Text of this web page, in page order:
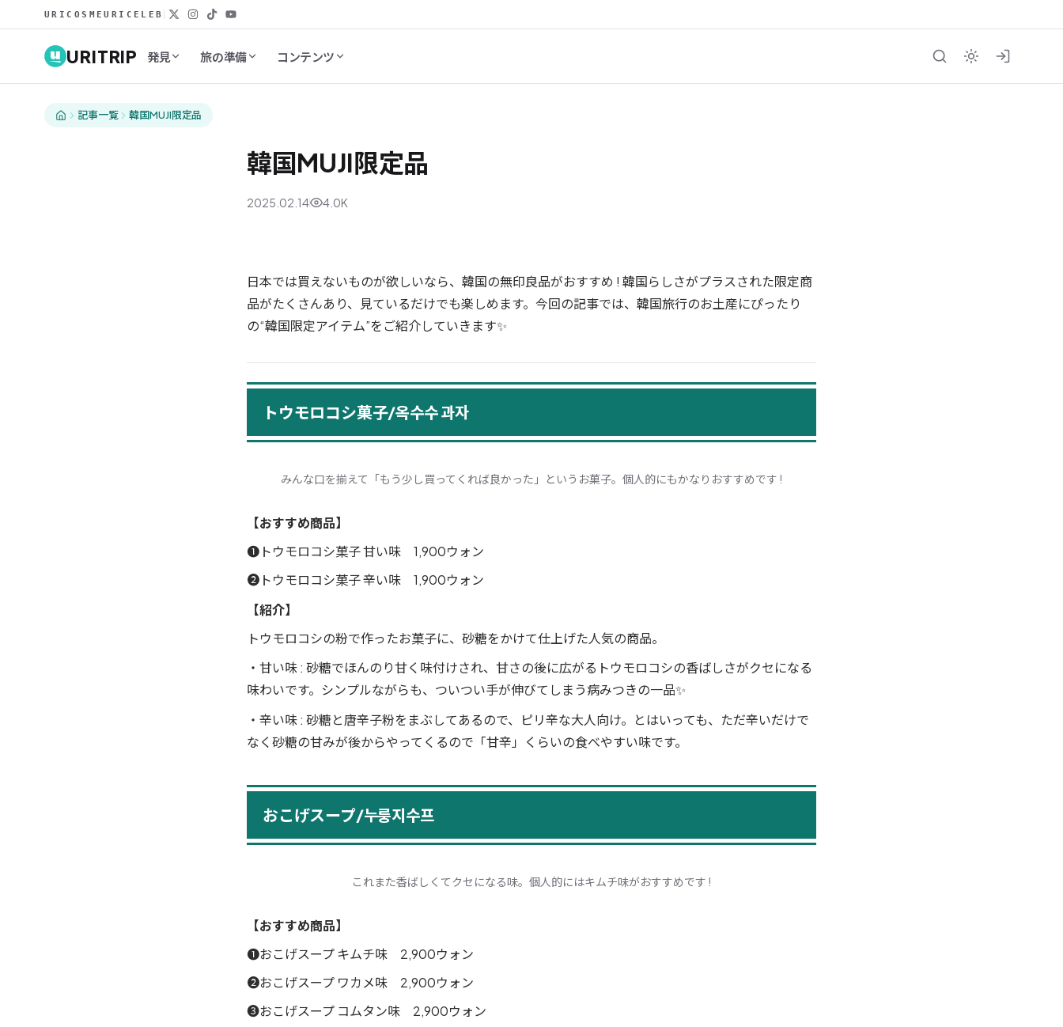
URICOSMEURICELEB
URITRIP 発見 旅の準備 コンテンツ
記事一覧 韓国MUJI限定品
韓国MUJI限定品
2025.02.14 4.0K
日本では買えないものが欲しいなら、韓国の無印良品がおすすめ ! 韓国らしさがプラスされた限定商
品がたくさんあり、見ているだけでも楽しめます。今回の記事では、韓国旅行のお土産にぴったり
の“韓国限定アイテム”をご紹介していきます✨
トウモロコシ菓子/옥수수 과자
みんな口を揃えて「もう少し買ってくれば良かった」というお菓子。個人的にもかなりおすすめです !
【おすすめ商品】
❶トウモロコシ菓子 甘い味 1,900ウォン
❷トウモロコシ菓子 辛い味 1,900ウォン
【紹介】
トウモロコシの粉で作ったお菓子に、砂糖をかけて仕上げた人気の商品。
・甘い味 : 砂糖でほんのり甘く味付けされ、甘さの後に広がるトウモロコシの香ばしさがクセになる
味わいです。シンプルながらも、ついつい手が伸びてしまう病みつきの一品✨
・辛い味 : 砂糖と唐辛子粉をまぶしてあるので、ピリ辛な大人向け。とはいっても、ただ辛いだけで
なく砂糖の甘みが後からやってくるので「甘辛」くらいの食べやすい味です。
おこげスープ/누룽지수프
これまた香ばしくてクセになる味。個人的にはキムチ味がおすすめです !
【おすすめ商品】
❶おこげスープ キムチ味 2,900ウォン
❷おこげスープ ワカメ味 2,900ウォン
❸おこげスープ コムタン味 2,900ウォン